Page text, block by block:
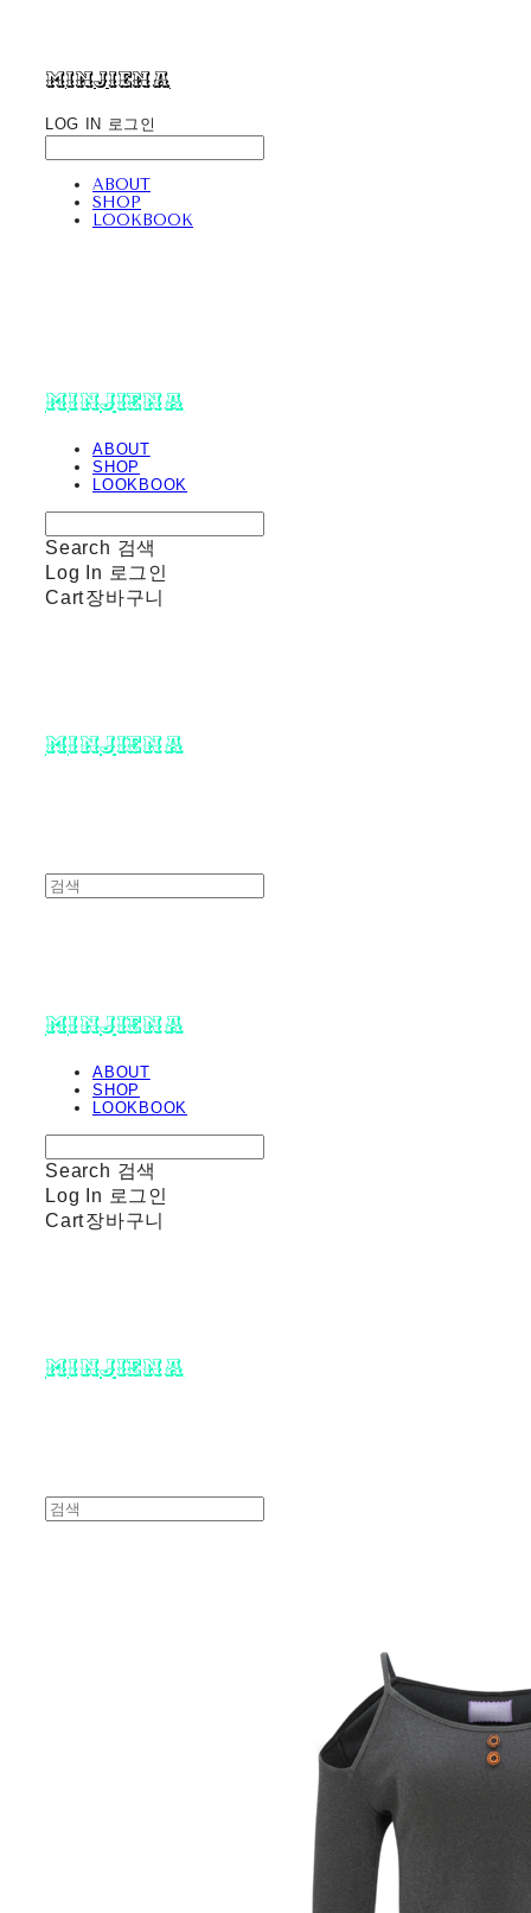
minjiena
LOG IN 로그인
ABOUT
SHOP
LOOKBOOK
minjiena
ABOUT
SHOP
LOOKBOOK
Search 검색
Log In 로그인
Cart장바구니
minjiena
minjiena
ABOUT
SHOP
LOOKBOOK
Search 검색
Log In 로그인
Cart장바구니
minjiena